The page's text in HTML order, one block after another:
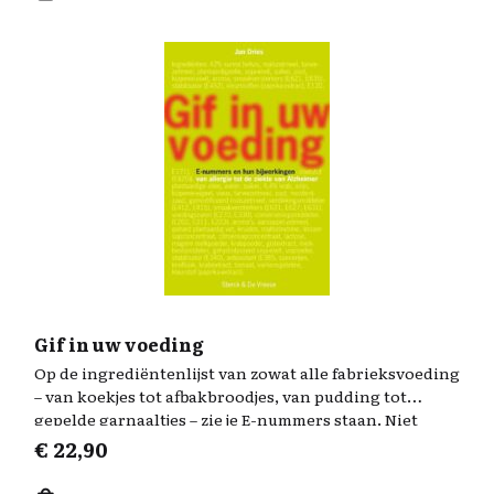
Gif in uw voeding
Op de ingrediëntenlijst van zowat alle fabrieksvoeding
– van koekjes tot afbakbroodjes, van pudding tot
gepelde garnaaltjes – zie je E-nummers staan. Niet
minder dan 385 verschillende E-nummers komen in
onze voeding terecht. De consument is zich niet
bewust van de betekenis van die E-nummers, noch van
€ 22,90